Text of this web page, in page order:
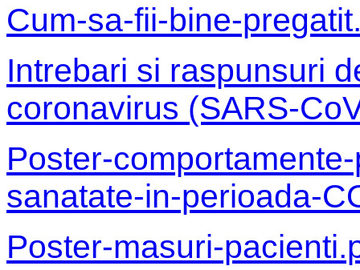
Cum-sa-fii-bine-
Intrebari si raspunsuri
coronavirus (SARS-
Poster-
sanatate-in-perioada-
Poster-masuri-